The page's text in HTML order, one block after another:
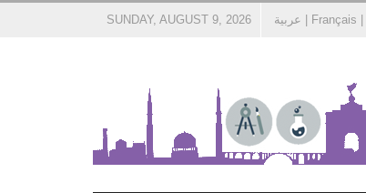
SUNDAY, AUGUST 9, 2026 Français عربية